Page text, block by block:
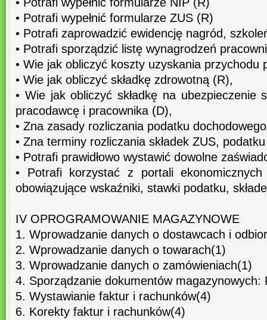
• Potrafi wypełnić formularze ZUS (R)
• Potrafi zaprowadzić ewidencję nagród,
• Potrafi sporządzić listę wynagrodzeń
• Wie jak obliczyć koszty uzyskania przychodu
• Wie jak obliczyć składkę zdrowotną (R),
• Wie jak obliczyć składkę na ubezpieczenie
pracodawcę i pracownika (D),
• Zna zasady rozliczania podatku
• Zna terminy rozliczania składek ZUS,
• Potrafi prawidłowo wystawić dowolne
• Potrafi korzystać z portali
obowiązujące wskaźniki, stawki podatku,
IV OPROGRAMOWANIE MAGAZYNOWE
1. Wprowadzanie danych o dostawcach i
2. Wprowadzanie danych o towarach(1)
3. Wprowadzanie danych o zamówieniach(1)
4. Sporządzanie dokumentów magazynowych:
5. Wystawianie faktur i rachunków(4)
6. Korekty faktur i rachunków(4)